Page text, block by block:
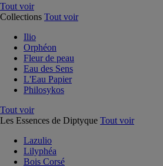
Tout voir
Collections Tout voir
Ilio
Orphéon
Fleur de peau
Eau des Sens
L'Eau Papier
Philosykos
Tout voir
Les Essences de Diptyque Tout voir
Lazulio
Lilyphéa
Bois Corsé